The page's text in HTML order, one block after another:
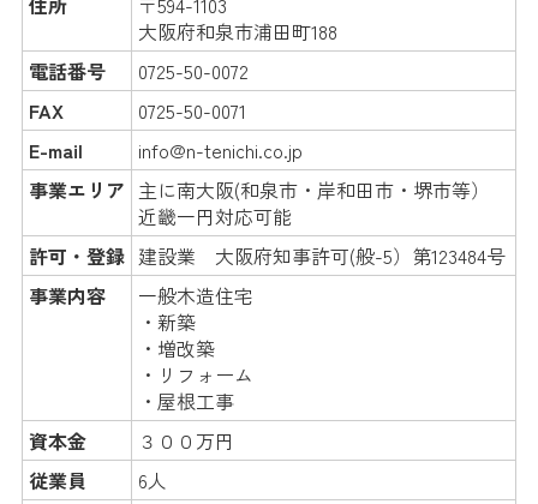
大阪府和泉市浦田町188
電話番号
0725-50-0072
FAX
0725-50-0071
E-mail
info@n-tenichi.co.jp
事業エリア 主に南大阪(和泉市・岸和田市・堺市等）
近畿一円対応可能
許可・登録 建設業 大阪府知事許可(般-5）第123484号
事業内容
一般木造住宅
・新築
・増改築
・リフォーム
・屋根工事
資本金
３００万円
従業員
6人